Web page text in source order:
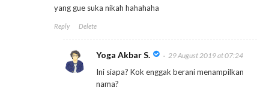
yang gue suka nikah hahahaha
Reply Delete
Yoga Akbar S. 29 August 2019 at 07:24
Ini siapa? Kok enggak berani menampilkan
nama?